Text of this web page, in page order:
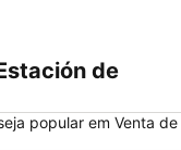
de
popular em Venta de